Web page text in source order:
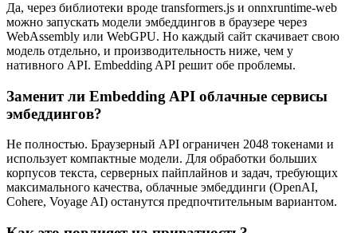
Да, через библиотеки вроде transformers.js и onnxruntime-web
можно запускать модели эмбеддингов в браузере через
WebAssembly или WebGPU. Но каждый сайт скачивает свою
модель отдельно, и производительность ниже, чем у
нативного API. Embedding API решит обе проблемы.
Заменит ли Embedding API облачные сервисы
эмбеддингов?
Не полностью. Браузерный API ограничен 2048 токенами и
использует компактные модели. Для обработки больших
корпусов текста, серверных пайплайнов и задач, требующих
максимального качества, облачные эмбеддинги (OpenAI,
Cohere, Voyage AI) останутся предпочтительным вариантом.